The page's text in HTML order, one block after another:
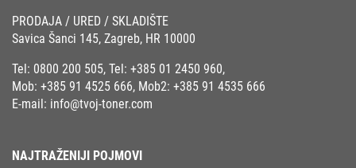
PRODAJA / URED / SKLADIŠTE
Savica Šanci 145, Zagreb, HR 10000
Tel: 0800 200 505, Tel: +385 01 2450 960,
Mob: +385 91 4525 666, Mob2: +385 91 4535 666
E-mail: info@tvoj-toner.com
NAJTRAŽENIJI POJMOVI